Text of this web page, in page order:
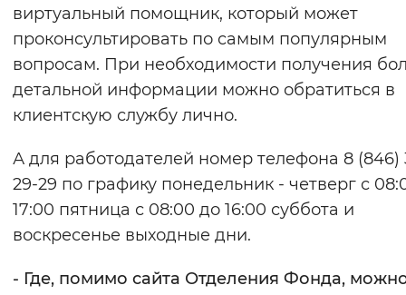
виртуальный помощник, который может
проконсультировать по самым популярным
вопросам. При необходимости получения
детальной информации можно обратиться в
клиентскую службу лично.
А для работодателей номер телефона 8 (846)
29-29 по графику понедельник - четверг с
17:00 пятница с 08:00 до 16:00 суббота и
воскресенье выходные дни.
- Где, помимо сайта Отделения Фонда,